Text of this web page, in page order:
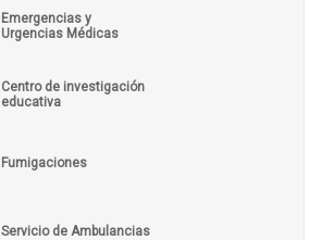
Emergencias y
Urgencias Médicas
Centro de investigación
educativa
Fumigaciones
Servicio de Ambulancias